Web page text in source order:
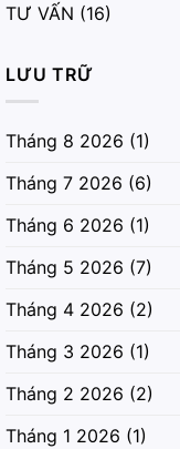
TƯ VẤN (16)
LƯU TRỮ
Tháng 8 2026 (1)
Tháng 7 2026 (6)
Tháng 6 2026 (1)
Tháng 5 2026 (7)
Tháng 4 2026 (2)
Tháng 3 2026 (1)
Tháng 2 2026 (2)
Tháng 1 2026 (1)